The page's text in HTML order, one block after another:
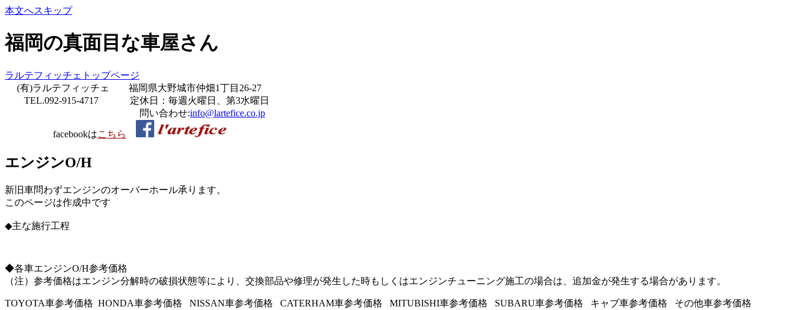
本文へスキップ
福岡の真面目な車屋さん
ラルテフィッチェトップページ
(有)ラルテフィッチェ 福岡県大野城市仲畑1丁目26-27
TEL.092-915-4717 定休日：毎週火曜日、第3水曜日
問い合わせ:info@lartefice.co.jp
facebookはこちら
エンジンO/H
新旧車問わずエンジンのオーバーホール承ります。
このページは作成中です
◆主な施行工程
◆各車エンジンO/H参考価格
（注）参考価格はエンジン分解時の破損状態等により、交換部品や修理が発生した時もしくはエンジンチューニング施工の場合は、追加金が発生する場合があります。
TOYOTA車参考価格 HONDA車参考価格 NISSAN車参考価格 CATERHAM車参考価格 MITUBISHI車参考価格 SUBARU車参考価格 キャブ車参考価格 その他車参考価格